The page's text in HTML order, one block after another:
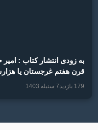
به زودی انتشار
قرن هفتم غرجستان یا
سید غلام حسین موسوی
179 بازدید 7 سنبله 1403